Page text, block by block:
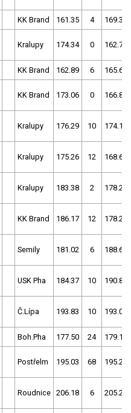
KK Brand 161.35 4 169.35
Kralupy 174.34 0 162.77
KK Brand 162.89 6 165.61
KK Brand 173.06 0 166.86
Kralupy 176.29 10 174.16
Kralupy 175.26 12 168.67
Kralupy 183.38 2 178.22
KK Brand 186.17 12 178.23
Semily 181.02 6 188.69
USK Pha 184.37 10 190.85
Č.Lípa 193.83 10 193.00
Boh.Pha 177.50 24 179.16
Postřelm 195.03 68 195.20
Roudnice 206.18 6 205.20